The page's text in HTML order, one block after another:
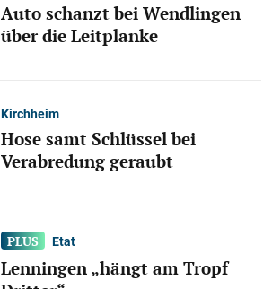
Auto schanzt bei Wendlingen
über die Leitplanke
Kirchheim
Hose samt Schlüssel bei
Verabredung geraubt
Etat
Lenningen „hängt am Tropf